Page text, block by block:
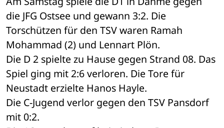
die JFG Ostsee und gewann 3:2. Die
Torschützen für den TSV waren Ramah
Mohammad (2) und Lennart Plön.
Die D 2 spielte zu Hause gegen Strand 08. Das
Spiel ging mit 2:6 verloren. Die Tore für
Neustadt erzielte Hanos Hayle.
Die C-Jugend verlor gegen den TSV Pansdorf
mit 0:2.